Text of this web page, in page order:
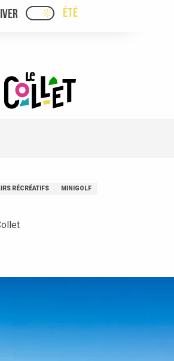
PAGE D’ACCUEIL ACTUELLE ÉTÉ :
PAGE D’ACCUEIL
ÉTÉ
RÉCRÉATIFS MINIGOLF